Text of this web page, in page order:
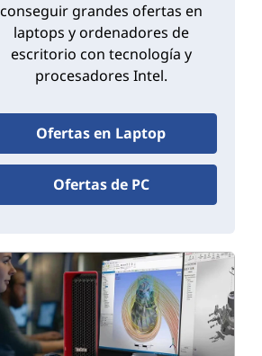
conseguir grandes ofertas en
laptops y ordenadores de
escritorio con tecnología y
procesadores Intel.
Ofertas en Laptop
Ofertas de PC